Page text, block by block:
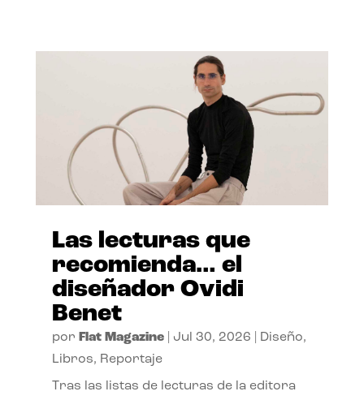
Las lecturas que
recomienda… el
diseñador Ovidi
Benet
por Flat Magazine| Jul 30, 2026 Diseño,
Libros, Reportaje
Tras las listas de lecturas de la editora